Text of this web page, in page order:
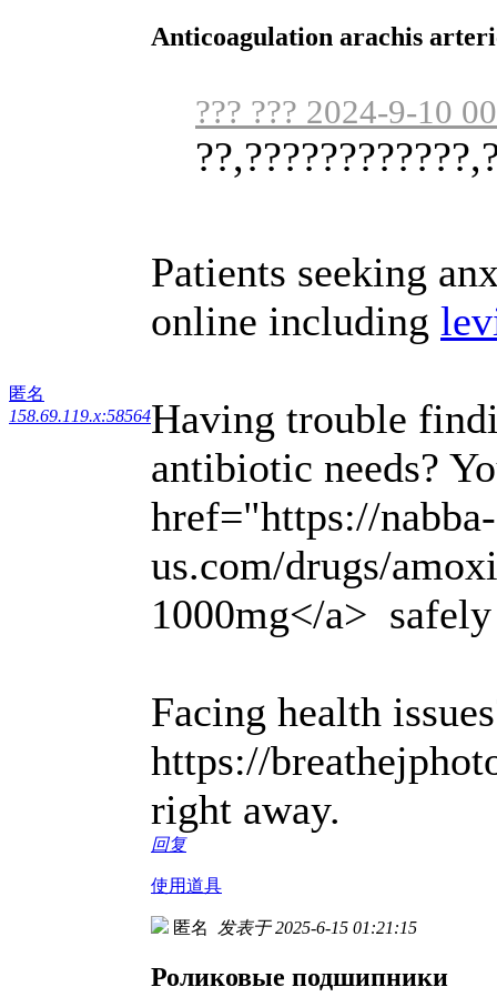
匿名
158.69.119.x:58564
Anticoagulation arachis
??? ??? 2024-9-10
Patients seeking
online including
Having trouble
antibiotic needs?
href="https://nabba-
us.com/drugs/
1000mg</a>
Facing health
https://
right away.
回复
使用道具
匿名 发表于 2025-6-15 01:21:15
Роликовые подшипники